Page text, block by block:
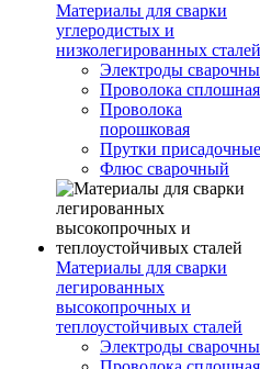
Материалы для сварки
углеродистых и
низколегированных сталей
Электроды
Проволока сплошная
Проволока
порошковая
Прутки присадочные
Флюс сварочный
Материалы для сварки
легированных
высокопрочных и
теплоустойчивых сталей
Электроды